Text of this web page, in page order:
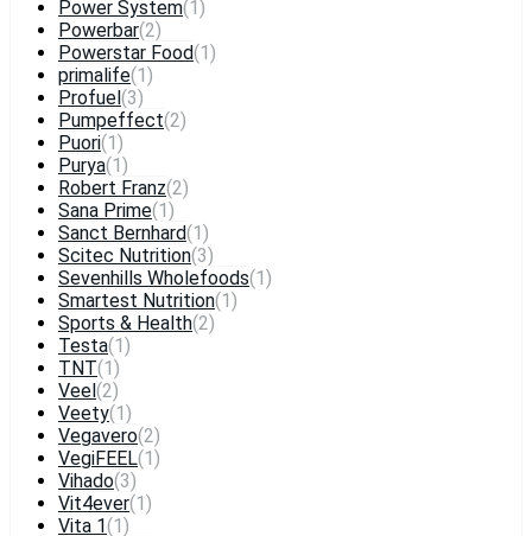
Power System(1)
Powerbar(2)
Powerstar Food(1)
primalife(1)
Profuel (3)
Pumpeffect(2)
Puori(1)
Purya(1)
Robert Franz(2)
Sana Prime(1)
Sanct Bernhard(1)
Scitec Nutrition(3)
Sevenhills Wholefoods(1)
Smartest Nutrition(1)
Sports & Health(2)
Testa(1)
TNT(1)
Veel (2)
Veety(1)
Vegavero(2)
VegiFEEL(1)
Vihado(3)
Vit4ever(1)
Vita 1(1)